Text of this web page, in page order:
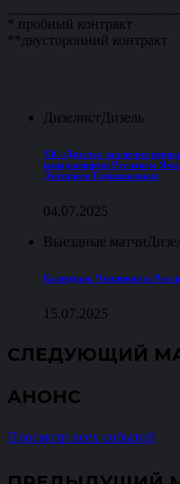
* пробный контракт
**двусторонний контракт
ДизелистДизель
ХК «Дизель» заключил
нападающими Русланом
Дмитрием Горшенковым
04.07.2025
Выездные матчи
Календарь Чемпионата
15.07.2025
СЛЕДУЮЩИЙ
АНОНС
Просмотр всех событий